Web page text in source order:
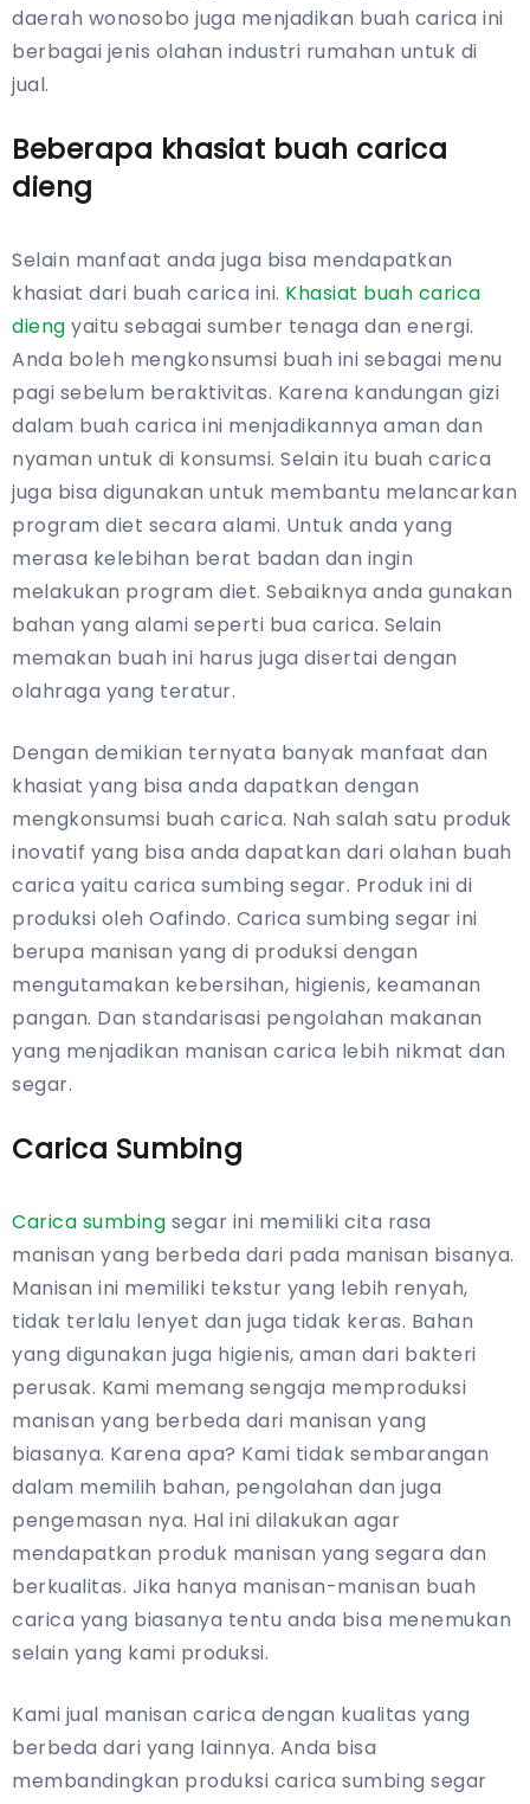
daerah wonosobo juga menjadikan buah carica ini
berbagai jenis olahan industri rumahan untuk di
jual.
Beberapa khasiat buah carica
dieng
Selain manfaat anda juga bisa mendapatkan
khasiat dari buah carica ini. Khasiat buah carica
dieng yaitu sebagai sumber tenaga dan energi.
Anda boleh mengkonsumsi buah ini sebagai menu
pagi sebelum beraktivitas. Karena kandungan gizi
dalam buah carica ini menjadikannya aman dan
nyaman untuk di konsumsi. Selain itu buah carica
juga bisa digunakan untuk membantu melancarkan
program diet secara alami. Untuk anda yang
merasa kelebihan berat badan dan ingin
melakukan program diet. Sebaiknya anda gunakan
bahan yang alami seperti bua carica. Selain
memakan buah ini harus juga disertai dengan
olahraga yang teratur.
Dengan demikian ternyata banyak manfaat dan
khasiat yang bisa anda dapatkan dengan
mengkonsumsi buah carica. Nah salah satu produk
inovatif yang bisa anda dapatkan dari olahan buah
carica yaitu carica sumbing segar. Produk ini di
produksi oleh Oafindo. Carica sumbing segar ini
berupa manisan yang di produksi dengan
mengutamakan kebersihan, higienis, keamanan
pangan. Dan standarisasi pengolahan makanan
yang menjadikan manisan carica lebih nikmat dan
segar.
Carica Sumbing
Carica sumbing segar ini memiliki cita rasa
manisan yang berbeda dari pada manisan bisanya.
Manisan ini memiliki tekstur yang lebih renyah,
tidak terlalu lenyet dan juga tidak keras. Bahan
yang digunakan juga higienis, aman dari bakteri
perusak. Kami memang sengaja memproduksi
manisan yang berbeda dari manisan yang
biasanya. Karena apa? Kami tidak sembarangan
dalam memilih bahan, pengolahan dan juga
pengemasan nya. Hal ini dilakukan agar
mendapatkan produk manisan yang segara dan
berkualitas. Jika hanya manisan-manisan buah
carica yang biasanya tentu anda bisa menemukan
selain yang kami produksi.
Kami jual manisan carica dengan kualitas yang
berbeda dari yang lainnya. Anda bisa
membandingkan produksi carica sumbing segar